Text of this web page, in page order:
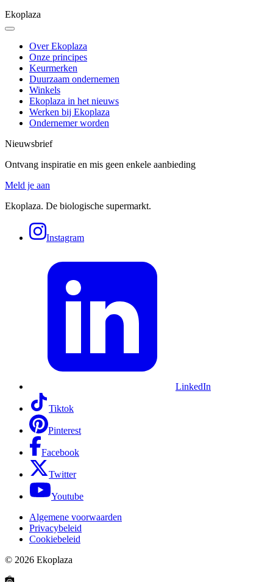
Ekoplaza
Over Ekoplaza
Onze principes
Keurmerken
Duurzaam ondernemen
Winkels
Ekoplaza in het nieuws
Werken bij Ekoplaza
Ondernemer worden
Nieuwsbrief
Ontvang inspiratie en mis geen enkele aanbieding
Meld je aan
Ekoplaza. De biologische supermarkt.
Instagram
LinkedIn
Tiktok
Pinterest
Facebook
Twitter
Youtube
Algemene voorwaarden
Privacybeleid
Cookiebeleid
© 2026 Ekoplaza